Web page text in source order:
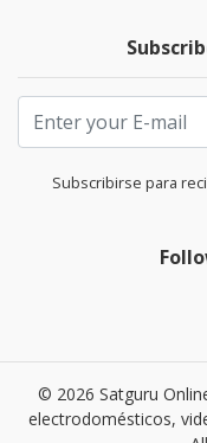
Subscribirse para
© 2026 Satguru
electrodomésticos,